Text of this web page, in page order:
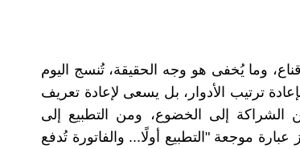
وما يُخفى هو وجه الحقيقة، تُنسج اليوم
ترتيب الأدوار، بل يسعى لإعادة تعريف
الشراكة إلى الخضوع، ومن التطبيع إلى
موجعة "التطبيع أولًا... والفاتورة تُدفع